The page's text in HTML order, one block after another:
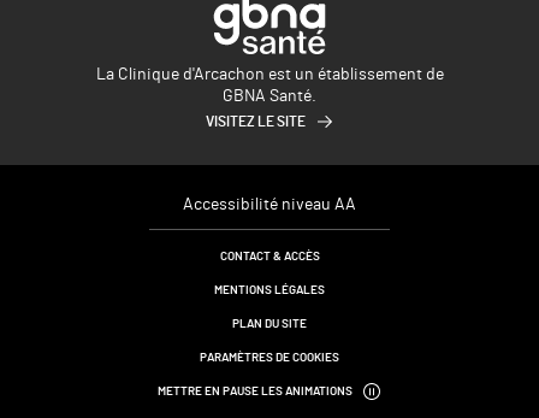
La Clinique d'Arcachon est un établissement de
GBNA Santé.
VISITEZ LE SITE
Accessibilité niveau AA
CONTACT & ACCÈS
MENTIONS LÉGALES
PLAN DU SITE
PARAMÈTRES DE COOKIES
METTRE EN PAUSE LES ANIMATIONS